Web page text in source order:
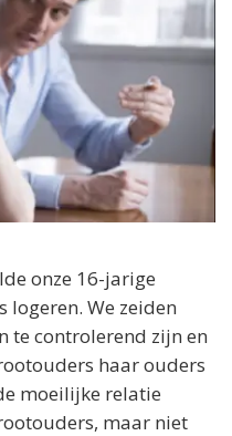
onze 16-jarige
We zeiden
te controlerend zijn en
haar ouders
moeilijke relatie
maar niet